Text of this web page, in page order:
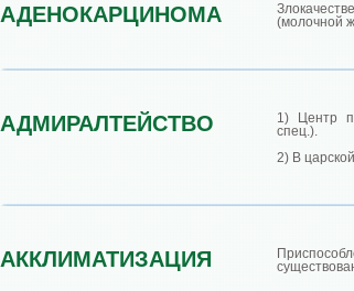
АДЕНОКАРЦИНОМА
(молочной
АДМИРАЛТЕЙСТВО
1) Центр
спец.).
2) В
АККЛИМАТИЗАЦИЯ